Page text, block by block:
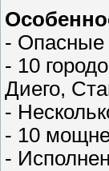
- Опасные
- 10
Диего,
-
- 10
-